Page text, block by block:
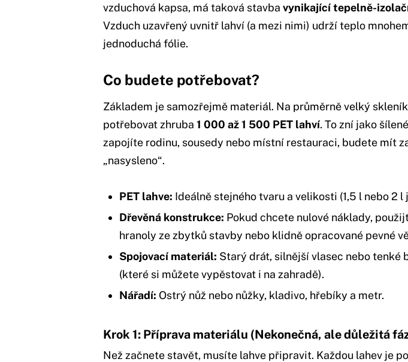
vzduchová kapsa, má taková stavba vynikající tepelně-
Vzduch uzavřený uvnitř lahví (a mezi nimi) udrží teplo
jednoduchá fólie.
Co budete potřebovat?
Základem je samozřejmě materiál. Na průměrně velký
potřebovat zhruba 1 000 až 1 500 PET lahví. To zní jako
zapojíte rodinu, sousedy nebo místní restauraci, budete mít
„nasysleno“.
PET lahve: Ideálně stejného tvaru a velikosti (1,5 l nebo 2 l
Dřevěná konstrukce: Pokud chcete nulové náklady,
hranoly ze zbytků stavby nebo klidně opracované pevné
Spojovací materiál: Starý drát, silnější vlasec nebo tenké
(které si můžete vypěstovat i na zahradě).
Nářadí: Ostrý nůž nebo nůžky, kladivo, hřebíky a metr.
Krok 1: Příprava materiálu (Nekonečná, ale důležitá
Než začnete stavět, musíte lahve připravit. Každou lahev je